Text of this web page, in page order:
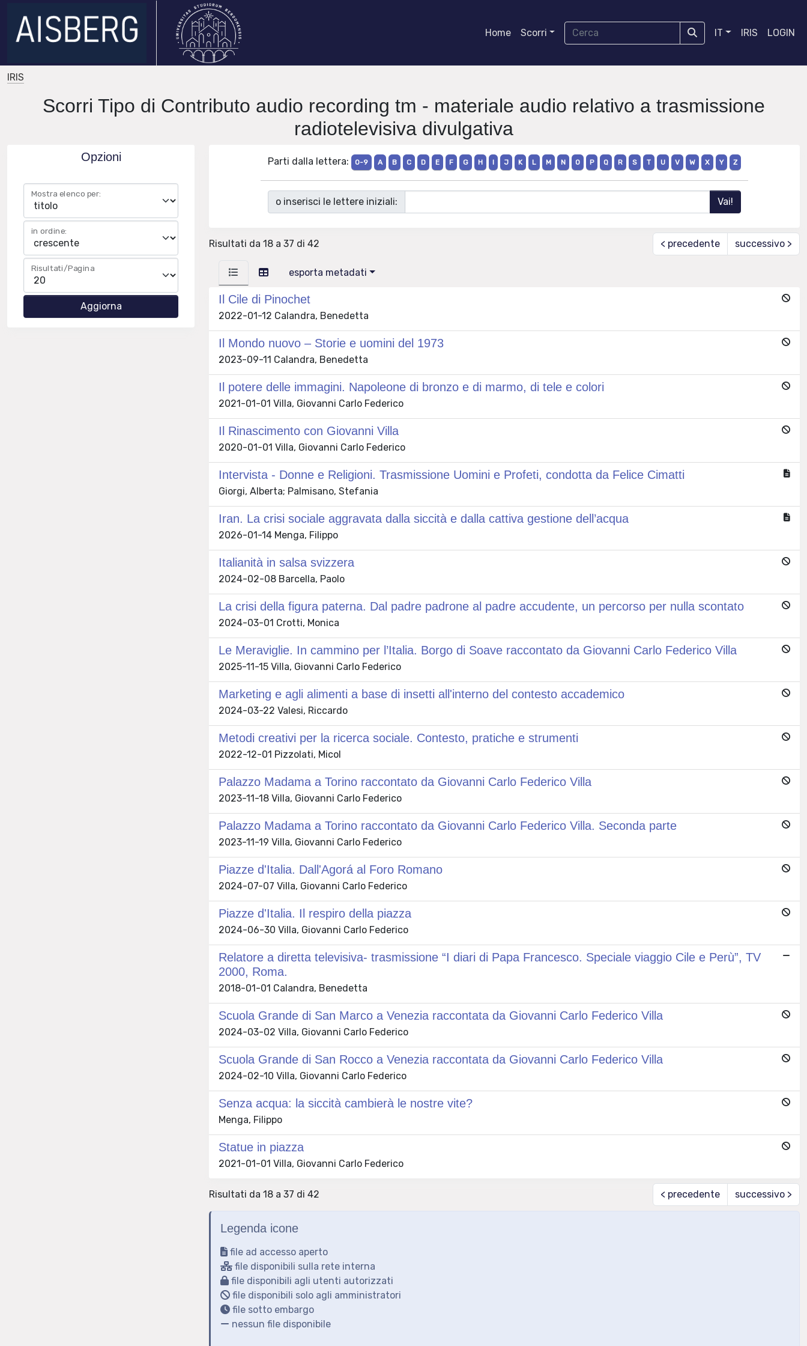
Home Scorri IT IRIS LOGIN
IRIS
Scorri Tipo di Contributo audio recording tm - materiale audio relativo a trasmissione
radiotelevisiva divulgativa
Opzioni
Mostra elenco per:
in ordine:
Risultati/Pagina
Parti dalla lettera: 0-9 A B C D E F G H I J K L M N O P Q R S T U V W X Y Z
o inserisci le lettere iniziali:
Risultati da 18 a 37 di 42 < precedente successivo >
esporta metadati
Il Cile di Pinochet
2022-01-12 Calandra, Benedetta
Il Mondo nuovo – Storie e uomini del 1973
2023-09-11 Calandra, Benedetta
Il potere delle immagini. Napoleone di bronzo e di marmo, di tele e colori
2021-01-01 Villa, Giovanni Carlo Federico
Il Rinascimento con Giovanni Villa
2020-01-01 Villa, Giovanni Carlo Federico
Intervista - Donne e Religioni. Trasmissione Uomini e Profeti, condotta da Felice Cimatti
Giorgi, Alberta; Palmisano, Stefania
Iran. La crisi sociale aggravata dalla siccità e dalla cattiva gestione dell’acqua
2026-01-14 Menga, Filippo
Italianità in salsa svizzera
2024-02-08 Barcella, Paolo
La crisi della figura paterna. Dal padre padrone al padre accudente, un percorso per nulla scontato
2024-03-01 Crotti, Monica
Le Meraviglie. In cammino per l’Italia. Borgo di Soave raccontato da Giovanni Carlo Federico Villa
2025-11-15 Villa, Giovanni Carlo Federico
Marketing e agli alimenti a base di insetti all'interno del contesto accademico
2024-03-22 Valesi, Riccardo
Metodi creativi per la ricerca sociale. Contesto, pratiche e strumenti
2022-12-01 Pizzolati, Micol
Palazzo Madama a Torino raccontato da Giovanni Carlo Federico Villa
2023-11-18 Villa, Giovanni Carlo Federico
Palazzo Madama a Torino raccontato da Giovanni Carlo Federico Villa. Seconda parte
2023-11-19 Villa, Giovanni Carlo Federico
Piazze d'Italia. Dall'Agorá al Foro Romano
2024-07-07 Villa, Giovanni Carlo Federico
Piazze d'Italia. Il respiro della piazza
2024-06-30 Villa, Giovanni Carlo Federico
Relatore a diretta televisiva- trasmissione “I diari di Papa Francesco. Speciale viaggio Cile e Perù”, TV
2000, Roma.
2018-01-01 Calandra, Benedetta
Scuola Grande di San Marco a Venezia raccontata da Giovanni Carlo Federico Villa
2024-03-02 Villa, Giovanni Carlo Federico
Scuola Grande di San Rocco a Venezia raccontata da Giovanni Carlo Federico Villa
2024-02-10 Villa, Giovanni Carlo Federico
Senza acqua: la siccità cambierà le nostre vite?
Menga, Filippo
Statue in piazza
2021-01-01 Villa, Giovanni Carlo Federico
Risultati da 18 a 37 di 42 < precedente successivo >
Legenda icone
file ad accesso aperto
file disponibili sulla rete interna
file disponibili agli utenti autorizzati
file disponibili solo agli amministratori
file sotto embargo
nessun file disponibile